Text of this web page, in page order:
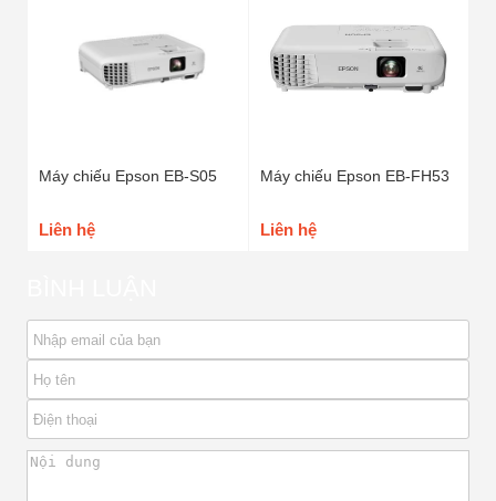
Máy chiếu Epson EB-S05
Liên hệ
Máy chiếu Epson EB-FH53
Liên hệ